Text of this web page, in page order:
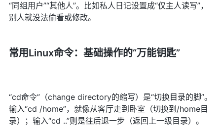
“同组用户”“其他人”。比如私人日记设置成“仅主人读写”，
别人就没法偷看或修改。
常用Linux命令：基础操作的“万能钥匙”
“cd命令”（change directory的缩写）是“切换目录的脚”。
输入“cd /home”，就像从客厅走到卧室（切换到/home目
录）；输入“cd ..”则是往后退一步（返回上一级目录）。